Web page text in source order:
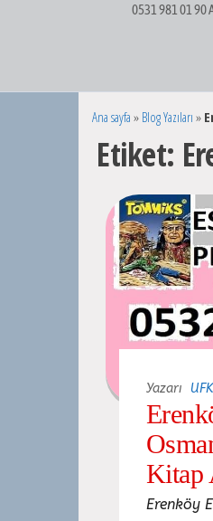
0531 981 01 90
Ana sayfa » Blog Yazıları »
Etiket:
Yazarı
Kitap
Erenköy